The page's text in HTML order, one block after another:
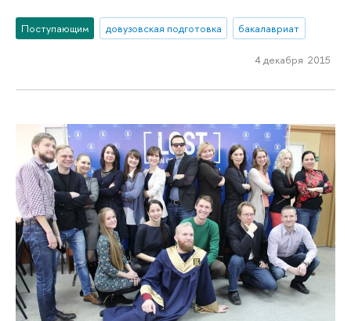
Поступающим довузовская подготовка бакалавриат
4 декабря 2015